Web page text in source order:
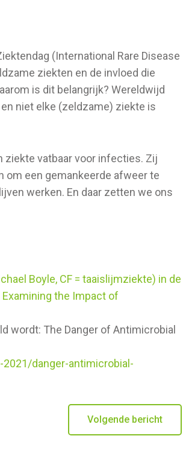
(International Rare Disease
ziekten en de invloed die
is dit belangrijk? Wereldwijd
niet elke (zeldzame) ziekte is
ziekte vatbaar voor infecties. Zij
om een gemankeerde afweer te
werken. En daar zetten we ons
Boyle, CF = taaislijmziekte) in de
Examining the Impact of
wordt: The Danger of Antimicrobial
danger-antimicrobial-
Volgende bericht